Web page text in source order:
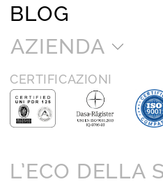
BLOG
AZIENDA
CERTIFICAZIONI
L’ECO DELLA